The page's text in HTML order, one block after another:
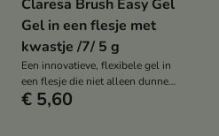
Claresa Brush Easy Gel
Gel in een flesje met
kwastje /7/ 5 g
Een innovatieve, flexibele gel in
een flesje die niet alleen dunne,
verzwakte nagels verhardt en
€ 5,60